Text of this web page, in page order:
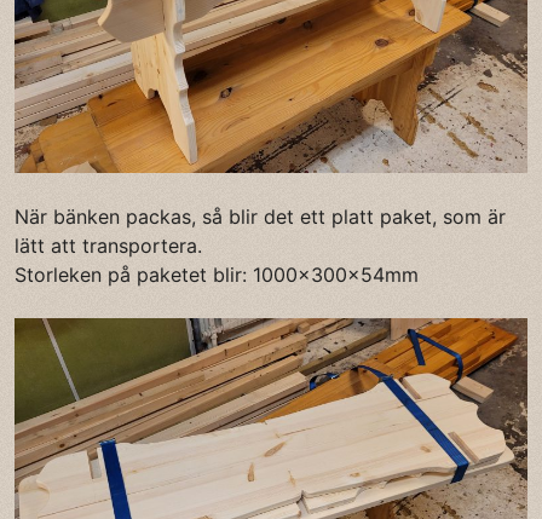
När bänken packas, så blir det ett platt paket, som är
lätt att transportera.
Storleken på paketet blir: 1000x300x54mm